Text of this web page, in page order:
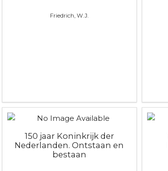
Friedrich, W.J.
150 jaar Koninkrijk der
Nederlanden. Ontstaan en
bestaan